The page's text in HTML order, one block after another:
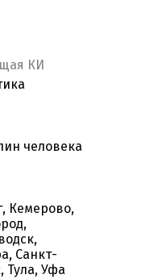
КИ
человека
Кемерово,
Санкт-
Тула, Уфа